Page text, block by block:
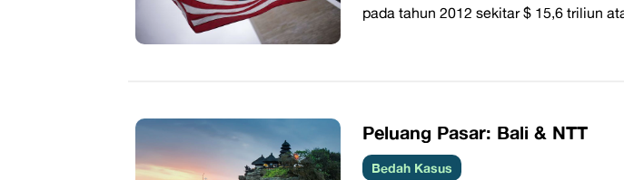
pada tahun 2012 sekitar $ 15,6 triliun
​Peluang Pasar: Bali & NTT
Bedah Kasus